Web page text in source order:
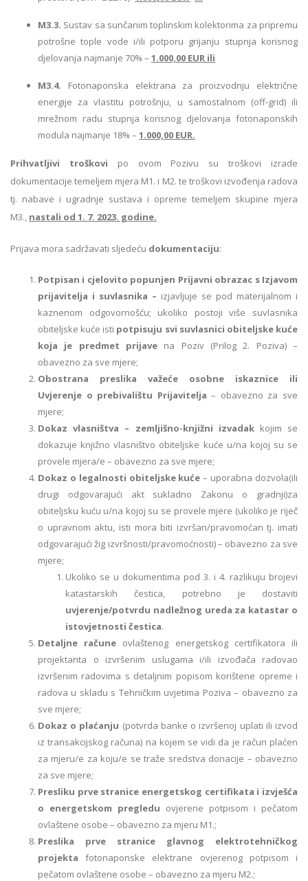
M3.3. Sustav sa sunčanim toplinskim kolektorima za pripremu
potrošne tople vode i/ili potporu grijanju stupnja korisnog
djelovanja najmanje 70% – 1.000,00 EUR ili
M3.4. Fotonaponska elektrana za proizvodnju električne
energije za vlastitu potrošnju, u samostalnom (off-grid) ili
mrežnom radu stupnja korisnog djelovanja fotonaponskih
modula najmanje 18% – 1.000,00 EUR.
Prihvatljivi troškovi po ovom Pozivu su troškovi izrade
dokumentacije temeljem mjera M1. i M2. te troškovi izvođenja radova
tj. nabave i ugradnje sustava i opreme temeljem skupine mjera
M3., nastali od 1. 7. 2023. godine.
Prijava mora sadržavati sljedeću dokumentaciju:
Potpisan i cjelovito popunjen Prijavni obrazac s Izjavom
prijavitelja i suvlasnika – izjavljuje se pod materijalnom i
kaznenom odgovornošću; ukoliko postoji više suvlasnika
obiteljske kuće isti potpisuju svi suvlasnici obiteljske kuće
koja je predmet prijave na Poziv (Prilog 2. Poziva) –
obavezno za sve mjere;
Obostrana preslika važeće osobne iskaznice ili
Uvjerenje o prebivalištu Prijavitelja– obavezno za sve
mjere;
Dokaz vlasništva – zemljišno-knjižni izvadak kojim se
dokazuje knjižno vlasništvo obiteljske kuće u/na kojoj su se
provele mjera/e – obavezno za sve mjere;
Dokaz o legalnosti obiteljske kuće – uporabna dozvola(ili
drugi odgovarajući akt sukladno Zakonu o gradnji)za
obiteljsku kuću u/na kojoj su se provele mjere (ukoliko je riječ
o upravnom aktu, isti mora biti izvršan/pravomoćan tj. imati
odgovarajući žig izvršnosti/pravomoćnosti) – obavezno za sve
mjere;
Ukoliko se u dokumentima pod 3. i 4. razlikuju brojevi
katastarskih čestica, potrebno je dostaviti
uvjerenje/potvrdu nadležnog ureda za katastar o
istovjetnosti čestica.
Detaljne račune ovlaštenog energetskog certifikatora ili
projektanta o izvršenim uslugama i/ili izvođača radovao
izvršenim radovima s detaljnim popisom korištene opreme i
radova u skladu s Tehničkim uvjetima Poziva – obavezno za
sve mjere;
Dokaz o plaćanju (potvrda banke o izvršenoj uplati ili izvod
iz transakcijskog računa) na kojem se vidi da je račun plaćen
za mjeru/e za koju/e se traže sredstva donacije – obavezno
za sve mjere;
Presliku prve stranice energetskog certifikata i izvješća
o energetskom pregledu ovjerene potpisom i pečatom
ovlaštene osobe – obavezno za mjeru M1.;
Preslika prve stranice glavnog elektrotehničkog
projekta fotonaponske elektrane ovjerenog potpisom i
pečatom ovlaštene osobe – obavezno za mjeru M2.;